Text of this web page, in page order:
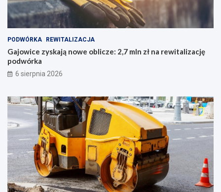
PODWÓRKA REWITALIZACJA
Gajowice zyskają nowe oblicze: 2,7 mln zł na rewitalizację
podwórka
6 sierpnia 2026